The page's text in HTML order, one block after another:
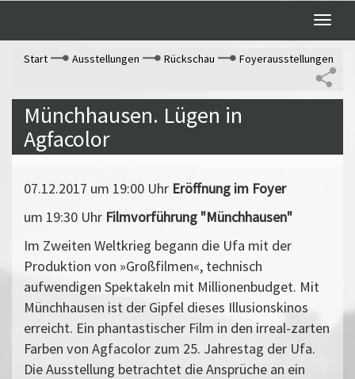
Toggle
Start
Ausstellungen Rückschau Foyerausstellungen
Münchhausen. Lügen in
Agfacolor
07.12.2017 um 19:00 Uhr Eröffnung im Foyer
um 19:30 Uhr Filmvorführung "Münchhausen"
Im Zweiten Weltkrieg begann die Ufa mit der
Produktion von »Großfilmen«, technisch
aufwendigen Spektakeln mit Millionenbudget. Mit
Münchhausen ist der Gipfel dieses Illusionskinos
erreicht. Ein phantastischer Film in den irreal-zarten
Farben von Agfacolor zum 25. Jahrestag der Ufa.
Die Ausstellung betrachtet die Ansprüche an ein